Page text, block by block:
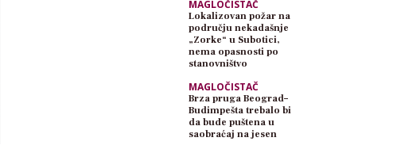
MAGLOČISTAČ
Lokalizovan požar na
području nekadašnje
„Zorke“ u Subotici,
nema opasnosti po
stanovništvo
MAGLOČISTAČ
Brza pruga Beograd–
Budimpešta trebalo bi
da bude puštena u
saobraćaj na jesen